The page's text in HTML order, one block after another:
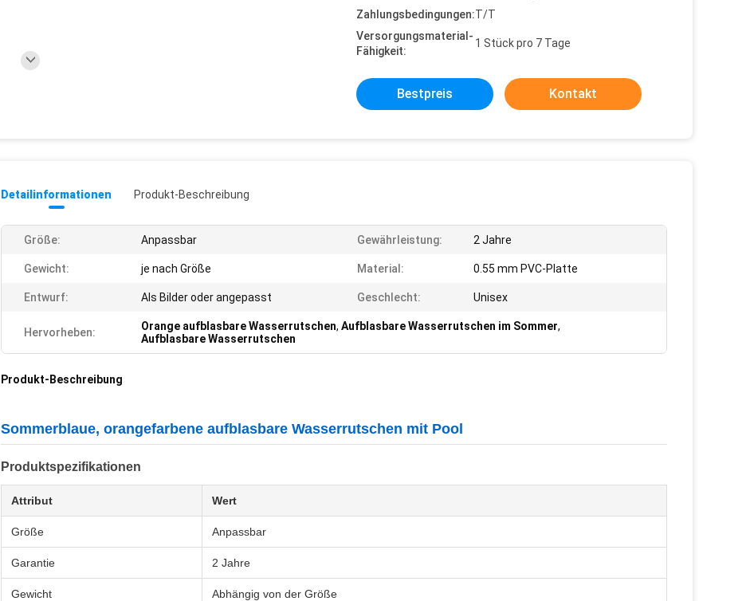
Zahlungsbedingungen:T/T
Versorgungsmaterial-
Fähigkeit:
1 Stück pro 7 Tage
Bestpreis Kontakt
Detailinformationen Produkt-Beschreibung
Größe: Anpassbar Gewährleistung: 2 Jahre
Gewicht: je nach Größe Material: 0.55 mm PVC-Platte
Entwurf: Als Bilder oder angepasst Geschlecht: Unisex
Hervorheben: Orange aufblasbare Wasserrutschen, Aufblasbare Wasserrutschen im Sommer,
Aufblasbare Wasserrutschen
Produkt-Beschreibung
Sommerblaue, orangefarbene aufblasbare Wasserrutschen mit Pool
Produktspezifikationen
Attribut Wert
Größe Anpassbar
Garantie 2 Jahre
Gewicht Abhängig von der Größe